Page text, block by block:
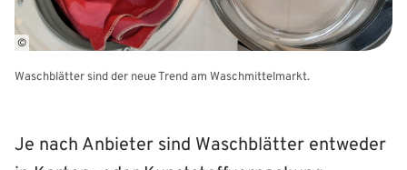
©
Waschblätter sind der neue Trend am Waschmittelmarkt.
Je nach Anbieter sind Waschblätter entweder